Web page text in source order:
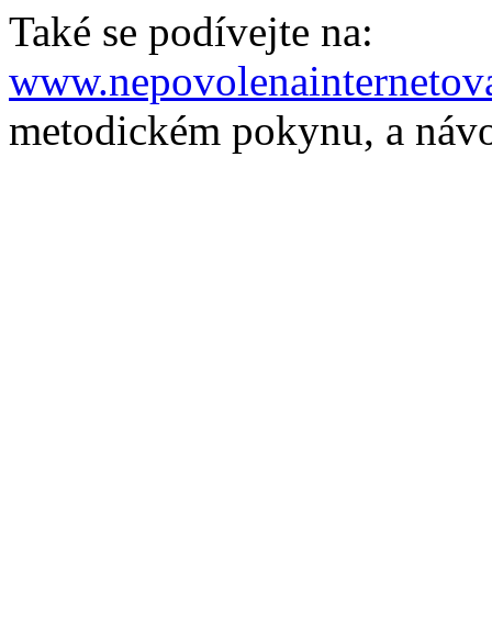
Také se podívejte na:
metodickém pokynu, a